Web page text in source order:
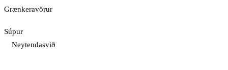
Grænkeravörur
Súpur
Neytendasvið